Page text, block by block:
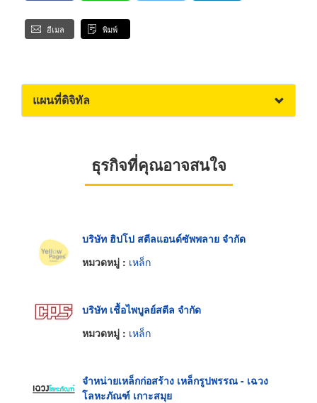
อีเมล พิมพ์
แผนที่ดิจิทัล
ธุรกิจที่คุณอาจสนใจ
บริษัท ฮิปโป สตีลแอนด์ซัพพลาย จำกัด
หมวดหมู่ : เหล็ก
บริษัท เชื้อไพบูลย์สตีล จำกัด
หมวดหมู่ : เหล็ก
จำหน่ายเหล็กก่อสร้าง เหล็กรูปพรรณ - เฉวง
โลหะภัณฑ์ เกาะสมุย